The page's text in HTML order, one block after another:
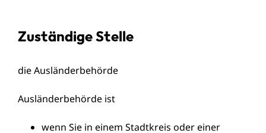
Zuständige Stelle
die Ausländerbehörde
Ausländerbehörde ist
wenn Sie in einem Stadtkreis oder einer